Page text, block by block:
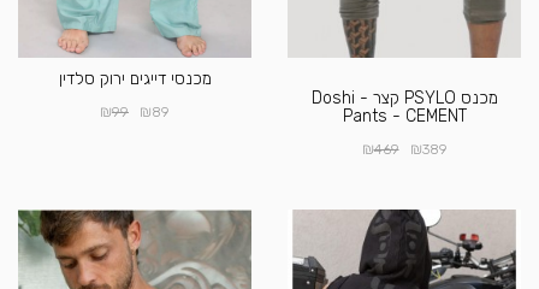
מכנס PSYLO קצר - Doshi
Pants - CEMENT
₪389
₪469
מכנסי דייגים ירוק סלדין
₪89
₪99